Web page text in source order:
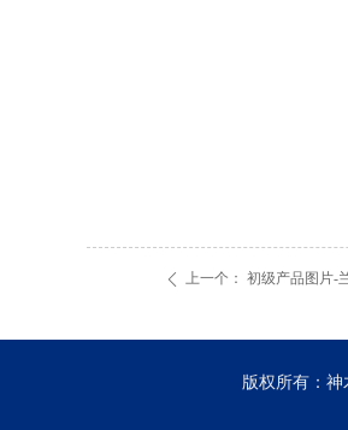
ꄴ 上一个： 初级产品图片-
版权所有：